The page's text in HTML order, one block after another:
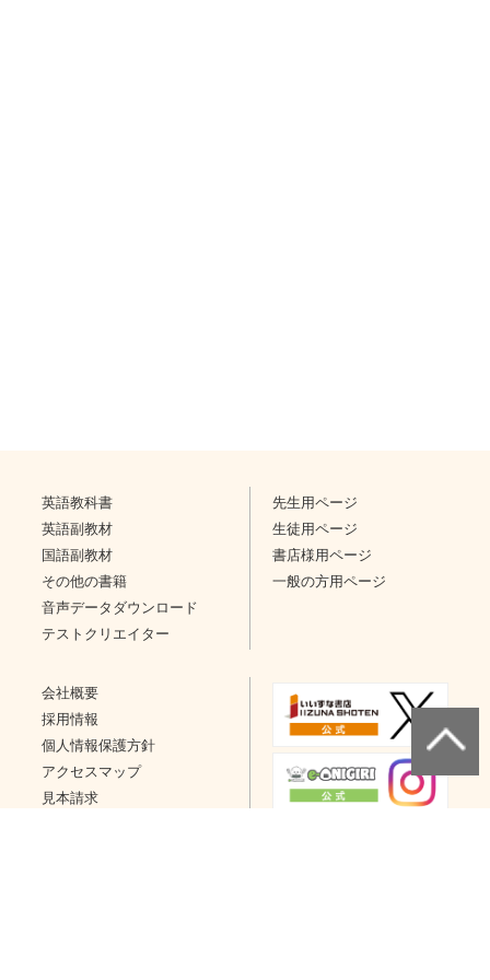
英語教科書
英語副教材
国語副教材
その他の書籍
音声データダウンロード
テストクリエイター
先生用ページ
生徒用ページ
書店様用ページ
一般の方用ページ
会社概要
採用情報
個人情報保護方針
アクセスマップ
見本請求